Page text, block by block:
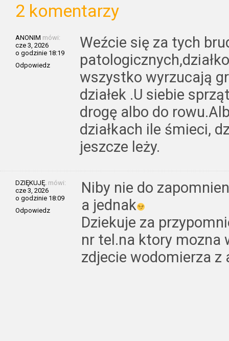
2 komentarzy
ANONIM mówi:
cze 3, 2026
o godzinie 18:19
Odpowiedz
Weźcie się za tych
wszystko wyrzucają
działek .U siebie
drogę albo do
działkach ile śmieci,
jeszcze leży.
DZIĘKUJĘ. mówi:
cze 3, 2026
o godzinie 18:09
Odpowiedz
Niby nie do
a jednak
Dziekuje za
nr tel.na ktory mozna
zdjecie wodomierza z